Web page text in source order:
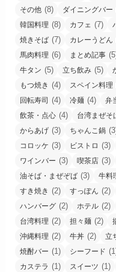
その他 (8) ダイニングバー
韓国料理 (8) カフェ (7)
焼きそば (7) カレーうどん
馬肉料理 (6) まとめ記事
牛タン (5) 立ち飲み (5)
もつ焼き (4) スペイン料理
回転寿司 (4) 冷麺 (4) 弁
飲茶・点心 (4) 台湾まぜそ
からあげ (3) ちゃんこ鍋
コロッケ (3) ビストロ (3)
ワインバー (3) 喫茶店 (3)
油そば・まぜぞば (3) 牛料
すき焼き (2) すっぽん (2)
ハンバーグ (2) ホテル (2)
台湾料理 (2) 担々麺 (2)
沖縄料理 (2) 牛丼 (2) 立
焼酎バー (1) シーフード
カステラ (1) スイーツ (1)